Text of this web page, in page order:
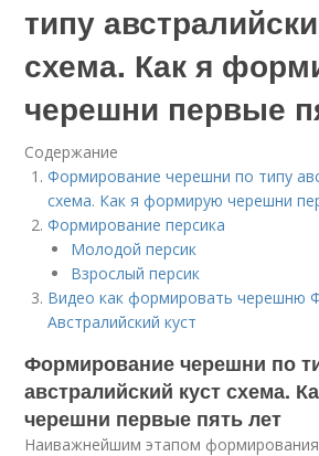
типу
схема. Как я
черешни первые
Содержание
Формирование черешни по типу
схема. Как я формирую черешни
Формирование персика
Молодой персик
Взрослый персик
Видео как формировать черешню
Австралийский куст
Формирование черешни по
австралийский куст схема.
черешни первые пять лет
Наиважнейшим этапом